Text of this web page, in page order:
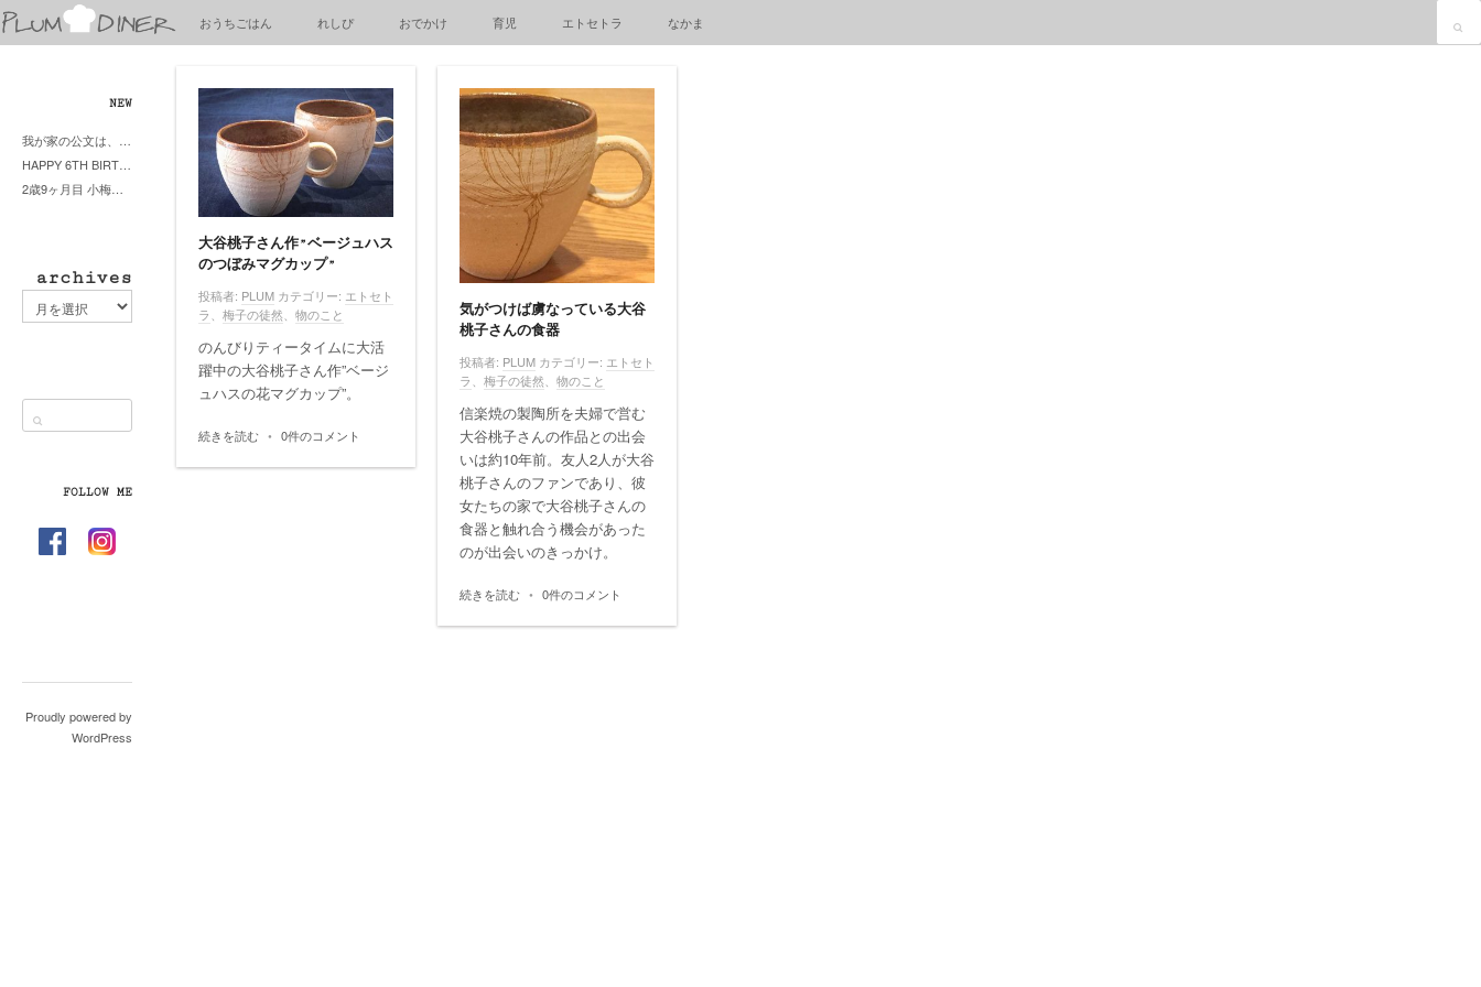
梅
子
おうちごはん れしぴ おでかけ 育児 エトセトラ なかま
NEW
我が家の公文は、やってよかった公文式？親もがんばる公文式？時々我が家は苦悶式？
HAPPY 6TH BIRTHDAY LITTE PRINCESS
2歳9ヶ月目 小梅ちゃんピザブーム到来
archives
archives
FOLLOW ME
Proudly powered by
WordPress
大谷桃子さん作”ベージュハス
のつぼみマグカップ”
投稿者: PLUM カテゴリー: エトセト
ラ
梅子の徒然 物のこと
のんびりティータイムに大活
躍中の大谷桃子さん作”ベージ
ュハスの花マグカップ”。
続きを読む • 0件のコメント
気がつけば虜なっている大谷
桃子さんの食器
投稿者: PLUM カテゴリー: エトセト
ラ
、梅子の徒然 、物のこと
信楽焼の製陶所を夫婦で営む
大谷桃子さんの作品との出会
いは約10年前。友人2人が大谷
桃子さんのファンであり、彼
女たちの家で大谷桃子さんの
食器と触れ合う機会があった
のが出会いのきっかけ。
続きを読む • 0件のコメント